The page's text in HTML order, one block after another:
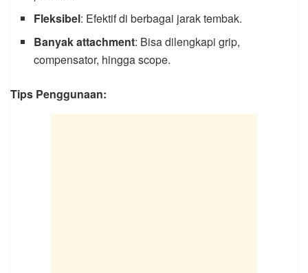
Fleksibel: Efektif di berbagai jarak tembak.
Banyak attachment: Bisa dilengkapi grip,
compensator, hingga scope.
Tips Penggunaan: